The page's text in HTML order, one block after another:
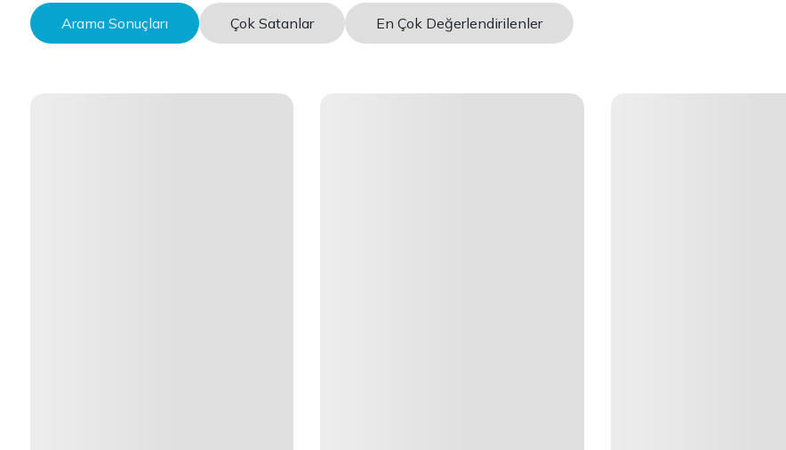
Arama Sonuçları Çok Satanlar En Çok Değerlendirilenler